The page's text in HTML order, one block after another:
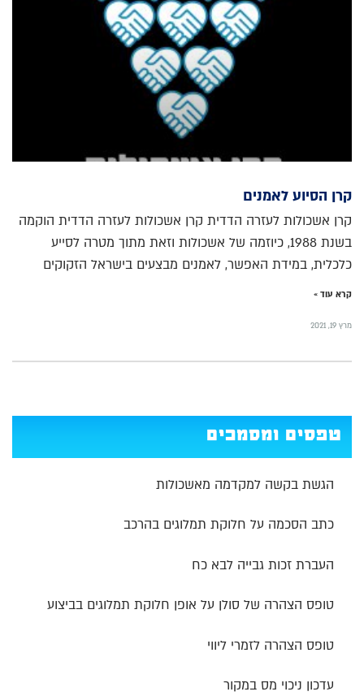
קרן הסיוע לאמנים
קרן אשכולות לעזרה הדדית קרן אשכולות לעזרה הדדית הוקמה
בשנת 1988, כיוזמה של אשכולות וזאת מתוך מטרה לסייע
כלכלית, במידת האפשר, לאמנים מבצעים בישראל הזקוקים
קרא עוד »
מרץ 19, 2021
טפסים ומסמכים
הגשת בקשה למקדמה מאשכולות
כתב הסכמה על חלוקת תמלוגים בהרכב
העברת זכות גבייה לבא כח
טופס הצהרה של סולן על אופן חלוקת תמלוגים בביצוע
טופס הצהרה לזמרי ליווי
עדכון ניכוי מס במקור